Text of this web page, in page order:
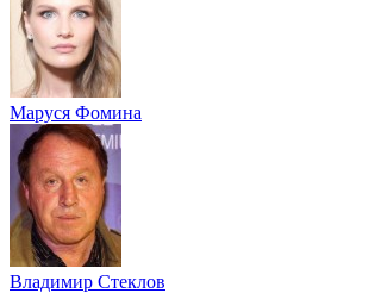
Маруся Фомина
Владимир Стеклов